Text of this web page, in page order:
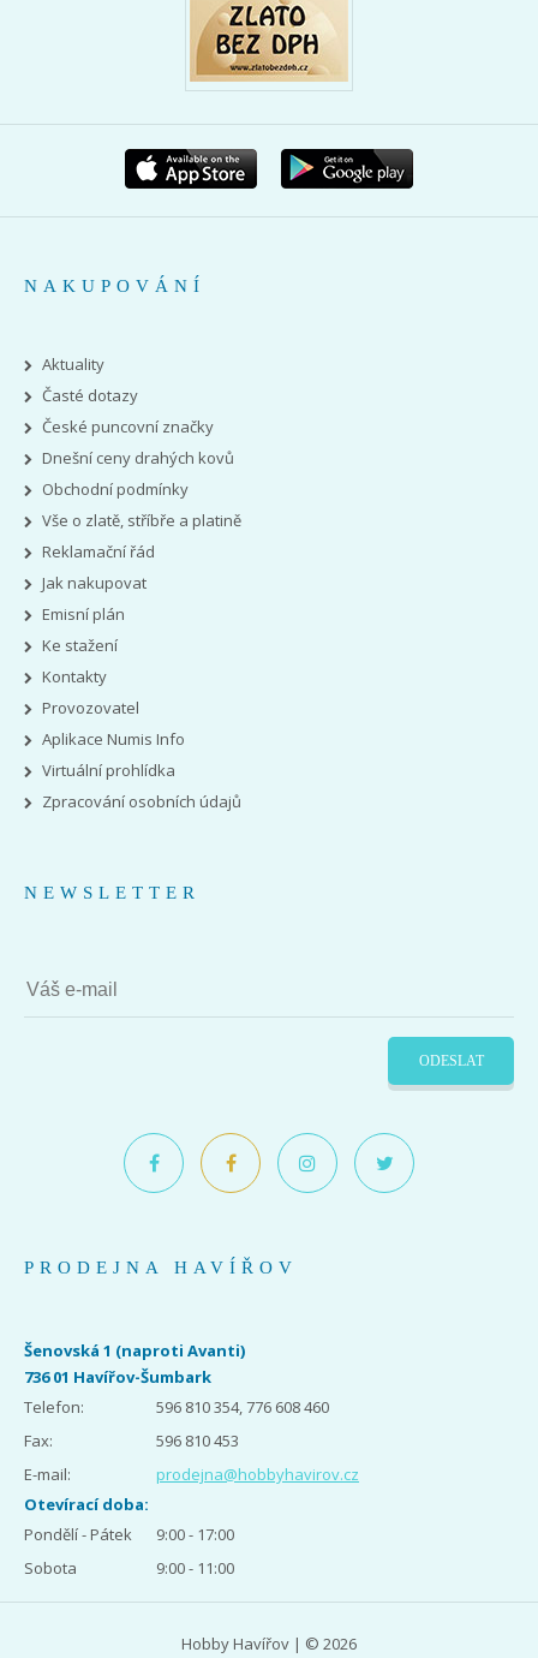
NAKUPOVÁNÍ
Aktuality
Časté dotazy
České puncovní značky
Dnešní ceny drahých kovů
Obchodní podmínky
Vše o zlatě, stříbře a platině
Reklamační řád
Jak nakupovat
Emisní plán
Ke stažení
Kontakty
Provozovatel
Aplikace Numis Info
Virtuální prohlídka
Zpracování osobních údajů
NEWSLETTER
ODESLAT
PRODEJNA HAVÍŘOV
Šenovská 1 (naproti Avanti)
736 01 Havířov-Šumbark
Telefon:
596 810 354, 776 608 460
Fax:
596 810 453
E-mail:
prodejna@hobbyhavirov.cz
Otevírací doba:
Pondělí - Pátek
9:00 - 17:00
Sobota
9:00 - 11:00
Hobby Havířov | © 2026